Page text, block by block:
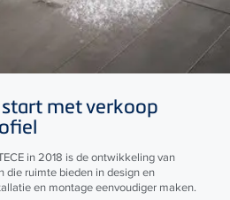
met verkoop
in 2018 is de ontwikkeling van
die ruimte bieden in design en
en montage eenvoudiger maken.